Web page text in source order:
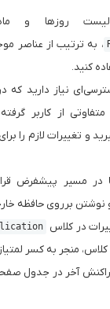
روز‌ها و
، به ترتیب از عناصر
کنید.
نیاز دارید
از کاربر
و تغییرات لازم را
در مسیر پیشفرض
برروی حافظه
در کلاس
کلاس، منجر به کسر
آخر در جدول